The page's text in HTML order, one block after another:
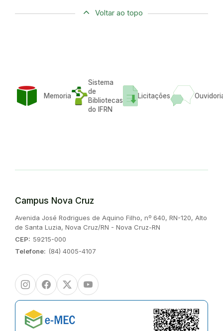
Voltar ao topo
Memoria
Sistema
de
Bibliotecas
do IFRN
Licitações
Campus Nova Cruz
Endereço:
Avenida José Rodrigues de Aquino Filho, nº 640, RN-120, Alto
de Santa Luzia, Nova Cruz/RN - Nova Cruz-RN
CEP: 59215-000
Telefone: (84) 4005-4107
InstagramFacebookTwitter/XYoutube